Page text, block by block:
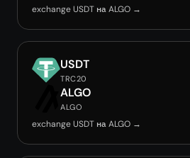
exchange USDT на ALGO →
USDT
TRC20
ALGO
ALGO
exchange USDT на ALGO →